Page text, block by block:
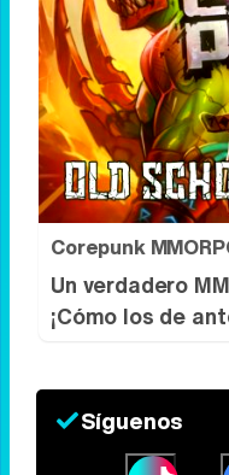
Corepunk
Un verdadero
¡Cómo los de
Síguenos